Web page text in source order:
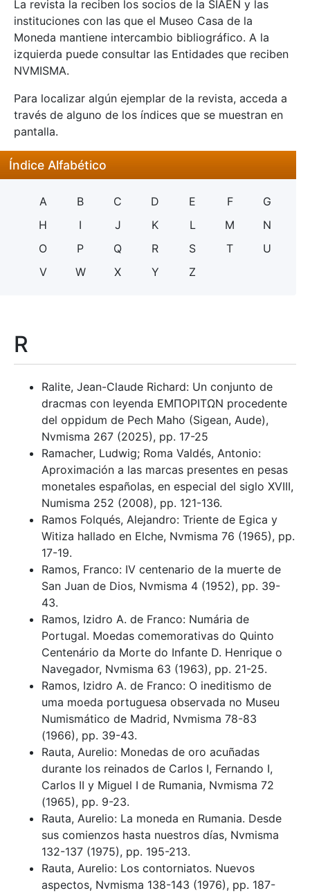
La revista la reciben los socios de la SIAEN y las
instituciones con las que el Museo Casa de la
Moneda mantiene intercambio bibliográfico. A la
izquierda puede consultar las Entidades que reciben
NVMISMA.
Para localizar algún ejemplar de la revista, acceda a
través de alguno de los índices que se muestran en
pantalla.
Índice Alfabético
A B C D E F
G
H
I J K L M
N
O
P Q R S T
U
V
W X Y Z
R
Ralite, Jean-Claude Richard: Un conjunto de
dracmas con leyenda EMΠOPITΩΝ procedente
del oppidum de Pech Maho (Sigean, Aude),
Nvmisma 267 (2025), pp. 17-25
Ramacher, Ludwig; Roma Valdés, Antonio:
Aproximación a las marcas presentes en pesas
monetales españolas, en especial del siglo XVIII,
Numisma 252 (2008), pp. 121-136.
Ramos Folqués, Alejandro: Triente de Egica y
Witiza hallado en Elche, Nvmisma 76 (1965), pp.
17-19.
Ramos, Franco: IV centenario de la muerte de
San Juan de Dios, Nvmisma 4 (1952), pp. 39-
43.
Ramos, Izidro A. de Franco: Numária de
Portugal. Moedas comemorativas do Quinto
Centenário da Morte do Infante D. Henrique o
Navegador, Nvmisma 63 (1963), pp. 21-25.
Ramos, Izidro A. de Franco: O ineditismo de
uma moeda portuguesa observada no Museu
Numismático de Madrid, Nvmisma 78-83
(1966), pp. 39-43.
Rauta, Aurelio: Monedas de oro acuñadas
durante los reinados de Carlos I, Fernando I,
Carlos II y Miguel I de Rumania, Nvmisma 72
(1965), pp. 9-23.
Rauta, Aurelio: La moneda en Rumania. Desde
sus comienzos hasta nuestros días, Nvmisma
132-137 (1975), pp. 195-213.
Rauta, Aurelio: Los contorniatos. Nuevos
aspectos, Nvmisma 138-143 (1976), pp. 187-